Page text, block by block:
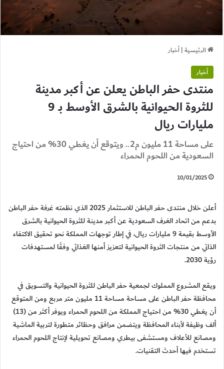
الرئيسية|أخبار
أخبار
منتدى حفر الباطن يعلن عن أكبر مدينة
للثروة الحيوانية بالشرق الأوسط بـ 9
مليارات ريال
على مساحة 11 مليون م2.. ويتوقع أن يغطي 30% من احتياج
السعودية من اللحوم الحمراء
10/01/2025
أعلن خلال منتدى حفر الباطن للاستثمار 2025 الذي نظمته غرفة حفر الباطن
بدعم من اتحاد الغرف السعودية عن أكبر مدينة للثروة الحيوانية بالشرق
الأوسط بقيمة 9 مليارات ريال، في إطار توجهات المملكة نحو تحقيق الاكتفاء
الذاتي من منتجات الثروة الحيوانية لتعزيز أمنها الغذائي وفقًا لمستهدفات
رؤية 2030.
ويقع المشروع المملوك لجمعية حفر الباطن للثروة الحيوانية والتسويق في
محافظة حفر الباطن على مساحة مساحة 11 مليون متر مربع ومن المتوقع
أن يغطي 30% من احتياج المملكة من اللحوم الحمراء ويوفر أكثر من (13)
ألف وظيفة لأبناء المحافظة ويتضمن مرافق وحظائر متطورة لتربية الماشية
ومصانع للأعلاف ومستشفى بيطري ومصانع تحويلية لإنتاج اللحوم الحمراء
تستخدم فيها أحدث التقنيات.